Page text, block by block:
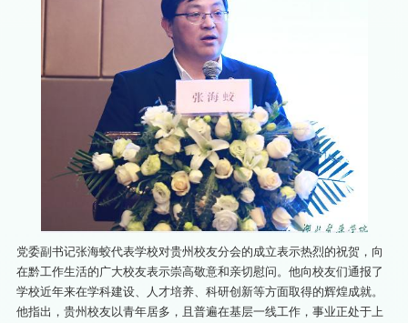
党委副书记张海蛟代表学校对贵州校友分会的成立表示热烈的祝贺，向
在黔工作生活的广大校友表示崇高敬意和亲切慰问。他向校友们通报了
学校近年来在学科建设、人才培养、科研创新等方面取得的辉煌成就。
他指出，贵州校友以青年居多，且普遍在基层一线工作，事业正处于上